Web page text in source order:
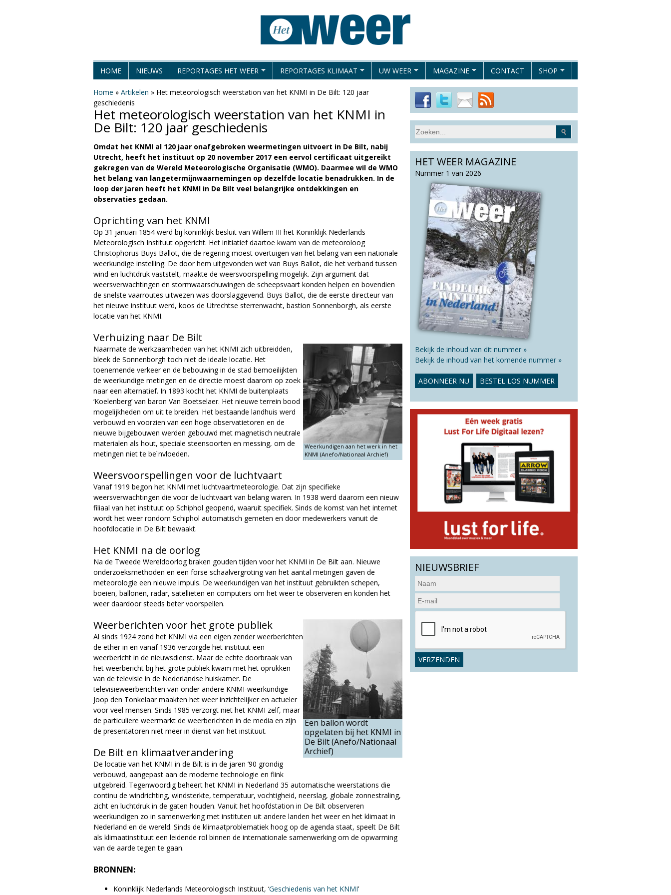
naar
algemene
inhoud
gaan
H
e
t
W
e
e
r
M
a
g
a
z
i
n
e
HOME NIEUWS REPORTAGES HET WEER REPORTAGES KLIMAAT UW WEER MAGAZINE CONTACT SHOP
Home » Artikelen » Het meteorologisch weerstation van het KNMI in De Bilt: 120 jaar
geschiedenis
Het meteorologisch weerstation van het KNMI in
De Bilt: 120 jaar geschiedenis
Omdat het KNMI al 120 jaar onafgebroken weermetingen uitvoert in De Bilt, nabij
Utrecht, heeft het instituut op 20 november 2017 een eervol certificaat uitgereikt
gekregen van de Wereld Meteorologische Organisatie (WMO). Daarmee wil de WMO
het belang van langetermijnwaarnemingen op dezelfde locatie benadrukken. In de
loop der jaren heeft het KNMI in De Bilt veel belangrijke ontdekkingen en
observaties gedaan.
Oprichting van het KNMI
Op 31 januari 1854 werd bij koninklijk besluit van Willem III het Koninklijk Nederlands
Meteorologisch Instituut opgericht. Het initiatief daartoe kwam van de meteoroloog
Christophorus Buys Ballot, die de regering moest overtuigen van het belang van een nationale
weerkundige instelling. De door hem uitgevonden wet van Buys Ballot, die het verband tussen
wind en luchtdruk vaststelt, maakte de weersvoorspelling mogelijk. Zijn argument dat
weersverwachtingen en stormwaarschuwingen de scheepsvaart konden helpen en bovendien
de snelste vaarroutes uitwezen was doorslaggevend. Buys Ballot, die de eerste directeur van
het nieuwe instituut werd, koos de Utrechtse sterrenwacht, bastion Sonnenborgh, als eerste
locatie van het KNMI.
Verhuizing naar De Bilt
Weerkundigen aan het werk in het
KNMI (Anefo/Nationaal Archief)
Naarmate de werkzaamheden van het KNMI zich uitbreidden,
bleek de Sonnenborgh toch niet de ideale locatie. Het
toenemende verkeer en de bebouwing in de stad bemoeilijkten
de weerkundige metingen en de directie moest daarom op zoek
naar een alternatief. In 1893 kocht het KNMI de buitenplaats
‘Koelenberg’ van baron Van Boetselaer. Het nieuwe terrein bood
mogelijkheden om uit te breiden. Het bestaande landhuis werd
verbouwd en voorzien van een hoge observatietoren en de
nieuwe bijgebouwen werden gebouwd met magnetisch neutrale
materialen als hout, speciale steensoorten en messing, om de
metingen niet te beïnvloeden.
Weersvoorspellingen voor de luchtvaart
Vanaf 1919 begon het KNMI met luchtvaartmeteorologie. Dat zijn specifieke
weersverwachtingen die voor de luchtvaart van belang waren. In 1938 werd daarom een nieuw
filiaal van het instituut op Schiphol geopend, waaruit specifiek. Sinds de komst van het internet
wordt het weer rondom Schiphol automatisch gemeten en door medewerkers vanuit de
hoofdlocatie in De Bilt bewaakt.
Het KNMI na de oorlog
Na de Tweede Wereldoorlog braken gouden tijden voor het KNMI in De Bilt aan. Nieuwe
onderzoeksmethoden en een forse schaalvergroting van het aantal metingen gaven de
meteorologie een nieuwe impuls. De weerkundigen van het instituut gebruikten schepen,
boeien, ballonen, radar, satellieten en computers om het weer te observeren en konden het
weer daardoor steeds beter voorspellen.
Weerberichten voor het grote publiek
Een ballon wordt
opgelaten bij het KNMI in
De Bilt (Anefo/Nationaal
Archief)
Al sinds 1924 zond het KNMI via een eigen zender weerberichten
de ether in en vanaf 1936 verzorgde het instituut een
weerbericht in de nieuwsdienst. Maar de echte doorbraak van
het weerbericht bij het grote publiek kwam met het oprukken
van de televisie in de Nederlandse huiskamer. De
televisieweerberichten van onder andere KNMI-weerkundige
Joop den Tonkelaar maakten het weer inzichtelijker en actueler
voor veel mensen. Sinds 1985 verzorgt niet het KNMI zelf, maar
de particuliere weermarkt de weerberichten in de media en zijn
de presentatoren niet meer in dienst van het instituut.
De Bilt en klimaatverandering
De locatie van het KNMI in de Bilt is in de jaren ’90 grondig
verbouwd, aangepast aan de moderne technologie en flink
uitgebreid. Tegenwoordig beheert het KNMI in Nederland 35 automatische weerstations die
continu de windrichting, windsterkte, temperatuur, vochtigheid, neerslag, globale zonnestraling,
zicht en luchtdruk in de gaten houden. Vanuit het hoofdstation in De Bilt observeren
weerkundigen zo in samenwerking met instituten uit andere landen het weer en het klimaat in
Nederland en de wereld. Sinds de klimaatproblematiek hoog op de agenda staat, speelt De Bilt
als klimaatinstituut een leidende rol binnen de internationale samenwerking om de opwarming
van de aarde tegen te gaan.
BRONNEN:
Koninklijk Nederlands Meteorologisch Instituut, ‘Geschiedenis van het KNMI’
Z
o
e
k
S
e
a
r
c
HET WEER MAGAZINE
Nummer 1 van 2026
Bekijk de inhoud van dit nummer »
Bekijk de inhoud van het komende nummer »
ABONNEER NU BESTEL LOS NUMMER
NIEUWSBRIEF